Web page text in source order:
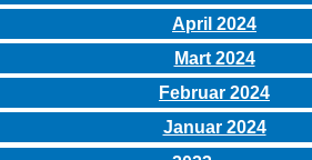
April 2024
Mart 2024
Februar 2024
Januar 2024